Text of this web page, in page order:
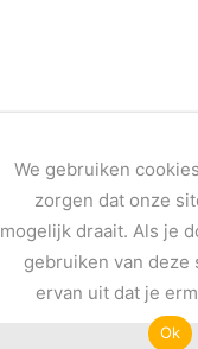
We gebruiken
zorgen dat onze
mogelijk draait. Als je
gebruiken van deze
ervan uit dat je
Ok